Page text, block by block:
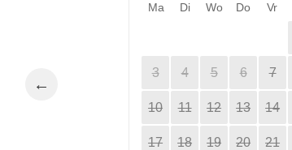
←
Ma Di Wo Do Vr
3 4 5 6 7
10 11 12 13 14
17 18 19 20 21